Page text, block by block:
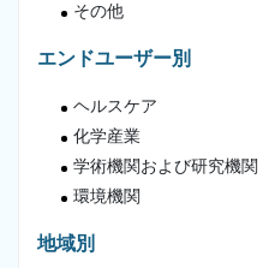
その他
エンドユーザー別
ヘルスケア
化学産業
学術機関および研究機関
環境機関
地域別